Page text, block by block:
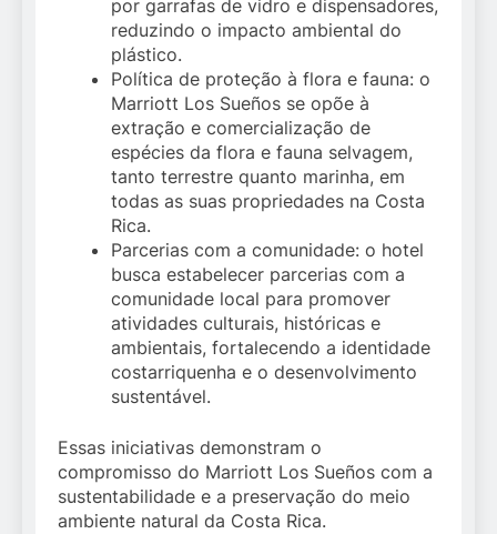
por garrafas de vidro e dispensadores,
reduzindo o impacto ambiental do
plástico.
Política de proteção à flora e fauna: o
Marriott Los Sueños se opõe à
extração e comercialização de
espécies da flora e fauna selvagem,
tanto terrestre quanto marinha, em
todas as suas propriedades na Costa
Rica.
Parcerias com a comunidade: o hotel
busca estabelecer parcerias com a
comunidade local para promover
atividades culturais, históricas e
ambientais, fortalecendo a identidade
costarriquenha e o desenvolvimento
sustentável.
Essas iniciativas demonstram o
compromisso do Marriott Los Sueños com a
sustentabilidade e a preservação do meio
ambiente natural da Costa Rica.